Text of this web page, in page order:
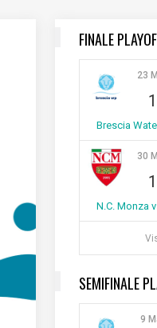
FINALE
23
Brescia
30
N.C. Monza
SEMIFINALE
9